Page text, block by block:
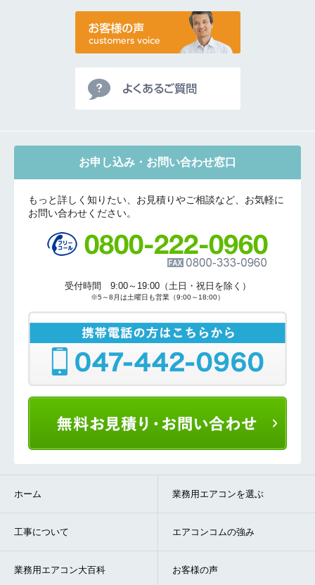
お申し込み・お問い合わせ窓口
もっと詳しく知りたい、お見積りやご相談など、お気軽に
お問い合わせください。
受付時間 9:00～19:00（土日・祝日を除く）
※5～8月は土曜日も営業（9:00～18:00）
ホーム 業務用エアコンを選ぶ
工事について エアコンコムの強み
業務用エアコン大百科 お客様の声